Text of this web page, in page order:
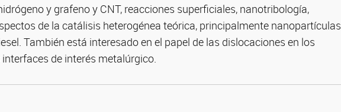
y grafeno y CNT, reacciones superficiales, nanotribología,
de la catálisis heterogénea teórica, principalmente nanopartículas
También está interesado en el papel de las dislocaciones en los
de interés metalúrgico.